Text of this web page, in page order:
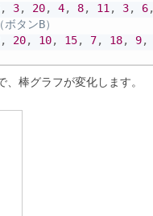
, 3, 20, 4, 8, 11 , 3, 6,
タンB）
, 20, 10, 15, 7, 18, 9,
棒グラフが変化します。